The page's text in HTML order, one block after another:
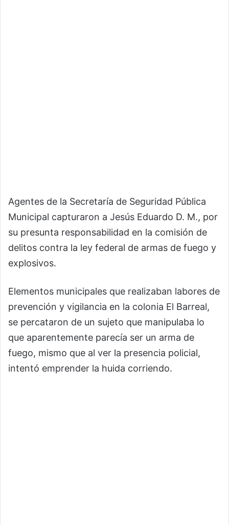
Agentes de la Secretaría de Seguridad Pública
Municipal capturaron a Jesús Eduardo D. M., por
su presunta responsabilidad en la comisión de
delitos contra la ley federal de armas de fuego y
explosivos.
Elementos municipales que realizaban labores de
prevención y vigilancia en la colonia El Barreal,
se percataron de un sujeto que manipulaba lo
que aparentemente parecía ser un arma de
fuego, mismo que al ver la presencia policial,
intentó emprender la huida corriendo.